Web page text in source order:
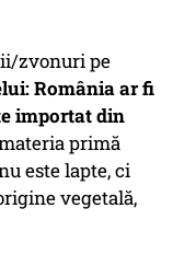
zvonuri pe
România ar fi
importat din
primă
este lapte, ci
vegetală,